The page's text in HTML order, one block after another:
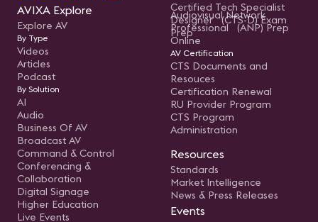
AVIXA Explore
Explore AV
By Type
Videos
Articles
Podcast
By Solution
AI
Audio
Business Of AV
Broadcast AV
Command & Control
Conferencing &
Collaboration
Digital Signage
Higher Education
Live Events
Certified Tech Specialist
Designer (CTS-D) Exam
Prep
Audiovisual Network
Professional (ANP) Prep
Online
AV Certification
CTS Documents and
Resouces
Certification Renewal
RU Provider Program
CTS Program
Administration
Resources
Standards
Market Intelligence
News & Press Releases
Events